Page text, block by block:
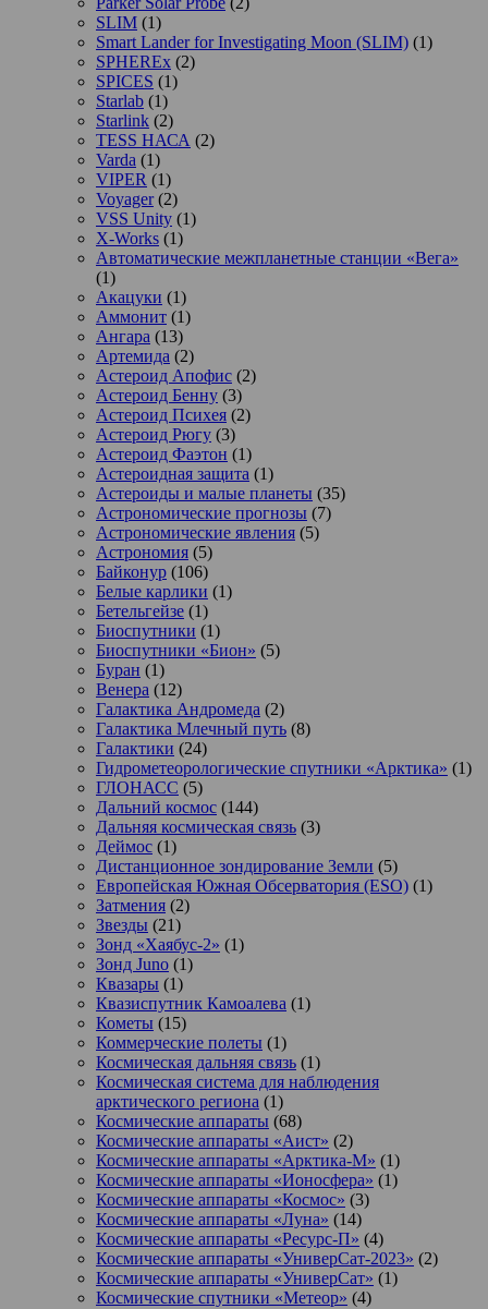
SLIM (1)
Smart Lander for Investigating Moon (SLIM) (1)
SPHEREx (2)
SPICES (1)
Starlab (1)
Starlink (2)
TESS НАСА (2)
Varda (1)
VIPER (1)
Voyager(2)
VSS Unity (1)
X-Works (1)
Автоматические межпланетные станции «Вега»
(1)
Акацуки (1)
Аммонит (1)
Ангара (13)
Артемида (2)
Астероид Апофис (2)
Астероид Бенну (3)
Астероид Психея (2)
Астероид Рюгу (3)
Астероид Фаэтон (1)
Астероидная защита (1)
Астероиды и малые планеты (35)
Астрономические прогнозы (7)
Астрономические явления (5)
Астрономия (5)
Байконур (106)
Белые карлики (1)
Бетельгейзе (1)
Биоспутники (1)
Биоспутники «Бион» (5)
Буран (1)
Венера (12)
Галактика Андромеда (2)
Галактика Млечный путь (8)
Галактики (24)
Гидрометеорологические спутники «Арктика» (1)
ГЛОНАСС (5)
Дальний космос (144)
Дальняя космическая связь (3)
Деймос (1)
Дистанционное зондирование Земли (5)
Европейская Южная Обсерватория (ESO) (1)
Затмения (2)
Звезды (21)
Зонд «Хаябус-2» (1)
Зонд Juno (1)
Квазары (1)
Квазиспутник Камоалева (1)
Кометы (15)
Коммерческие полеты (1)
Космическая дальняя связь (1)
Космическая система для наблюдения
арктического региона (1)
Космические аппараты (68)
Космические аппараты «Аист» (2)
Космические аппараты «Арктика-М» (1)
Космические аппараты «Ионосфера» (1)
Космические аппараты «Космос» (3)
Космические аппараты «Луна» (14)
Космические аппараты «Ресурс-П» (4)
Космические аппараты «УниверСат-2023» (2)
Космические аппараты «УниверСат» (1)
Космические спутники «Метеор» (4)